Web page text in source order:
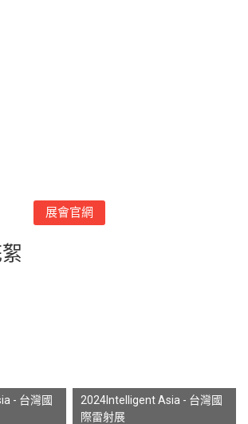
展會官網
- 台灣國
2024Intelligent Asia - 台灣國
際雷射展